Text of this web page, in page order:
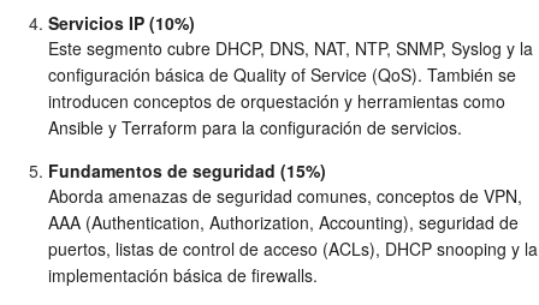
Servicios IP (10%)
Este segmento cubre DHCP, DNS, NAT, NTP, SNMP, Syslog y la
configuración básica de Quality of Service (QoS). También se
introducen conceptos de orquestación y herramientas como
Ansible y Terraform para la configuración de servicios.
Fundamentos de seguridad (15%)
Aborda amenazas de seguridad comunes, conceptos de VPN,
AAA (Authentication, Authorization, Accounting), seguridad de
puertos, listas de control de acceso (ACLs), DHCP snooping y la
implementación básica de firewalls.